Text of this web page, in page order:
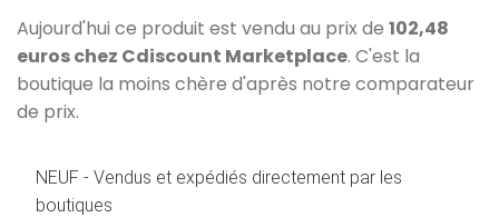
Aujourd'hui ce produit est vendu au prix de 102,48
euros chez Cdiscount Marketplace. C'est la
boutique la moins chère d'après notre comparateur
de prix.
NEUF - Vendus et expédiés directement par les
boutiques